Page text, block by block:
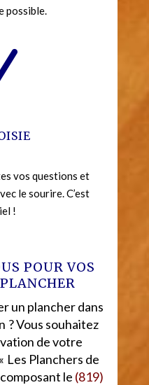
possible.
vos questions et
le sourire. C’est
!
POUR VOS
un plancher dans
? Vous souhaitez
de votre
Les Planchers de
le (819)